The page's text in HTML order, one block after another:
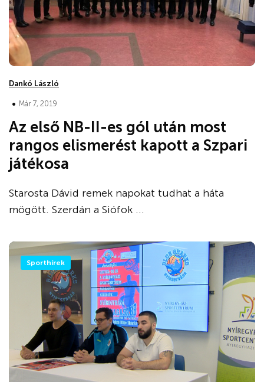
Dankó László
• Már 7, 2019
Az első NB-II-es gól után most
rangos elismerést kapott a Szpari
játékosa
Starosta Dávid remek napokat tudhat a háta
mögött. Szerdán a Siófok ...
Sporthírek